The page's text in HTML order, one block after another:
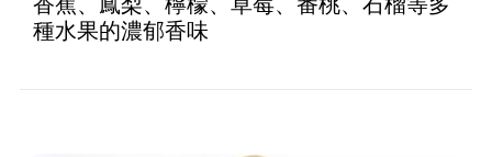
香蕉、鳳梨、檸檬、草莓、番桃、石榴等多
種水果的濃郁香味